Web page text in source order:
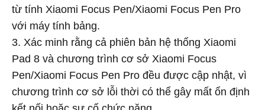
từ tính Xiaomi Focus Pen/Xiaomi Focus Pen Pro
với máy tính bảng.
3. Xác minh rằng cả phiên bản hệ thống Xiaomi
Pad 8 và chương trình cơ sở Xiaomi Focus
Pen/Xiaomi Focus Pen Pro đều được cập nhật, vì
chương trình cơ sở lỗi thời có thể gây mất ổn định